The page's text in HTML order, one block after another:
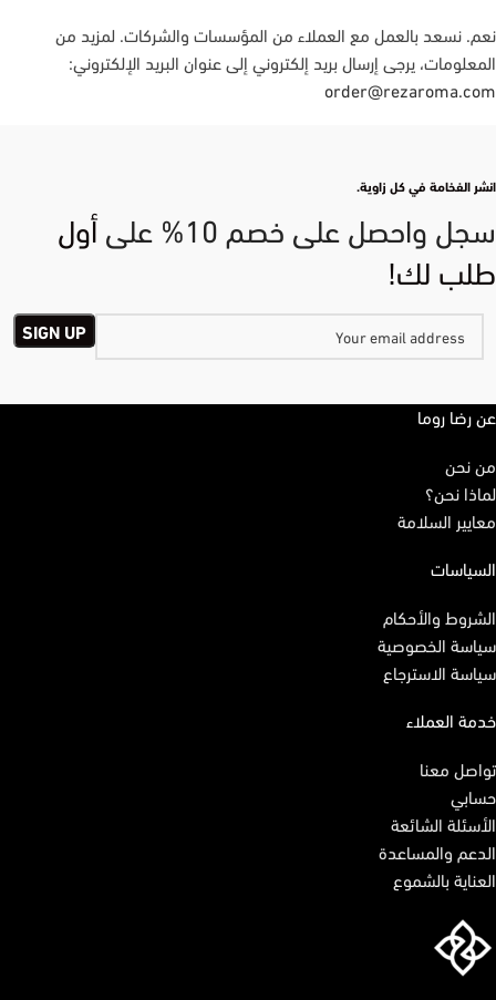
نعم. نسعد بالعمل مع العملاء من المؤسسات والشركات. لمزيد من
المعلومات، يرجى إرسال بريد إلكتروني إلى عنوان البريد الإلكتروني:
order@rezaroma.com
انشر الفخامة في كل زاوية.
سجل واحصل على خصم 10% على
أول
طلب لك!
عن رضا روما
من نحن
لماذا نحن؟
معايير السلامة
السياسات
الشروط والأحكام
سياسة الخصوصية
سياسة الاسترجاع
خدمة العملاء
تواصل معنا
حسابي
الأسئلة الشائعة
الدعم والمساعدة
العناية بالشموع